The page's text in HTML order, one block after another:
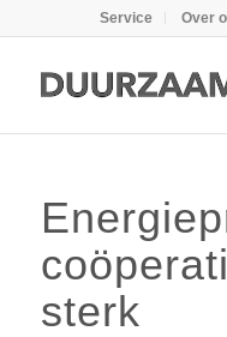
Service Over
sterk